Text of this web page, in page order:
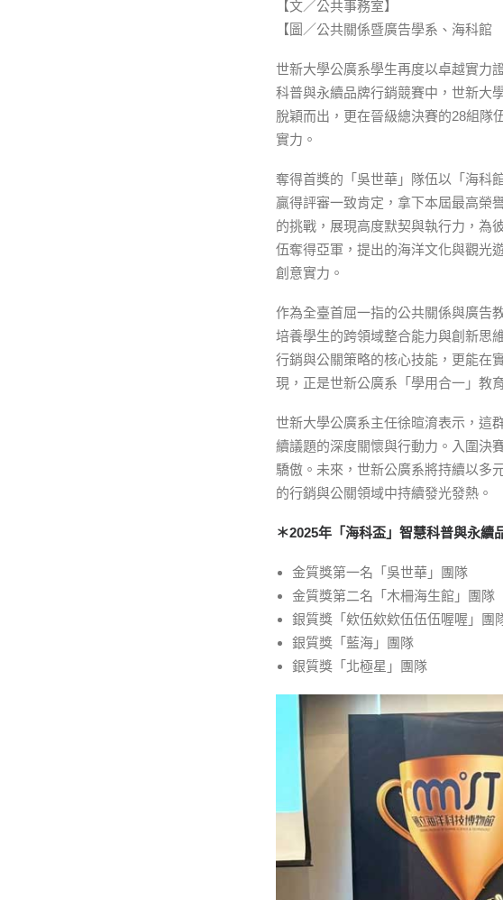
【文／公共事務室】
【圖／公共關係暨廣告學系、海科館
世新大學公廣系學生再度以卓越實力
科普與永續品牌行銷競賽中，世新大
脫穎而出，更在晉級總決賽的28組隊
實力。
奪得首獎的「吳世華」隊伍以「海科
贏得評審一致肯定，拿下本屆最高榮
的挑戰，展現高度默契與執行力，為
伍奪得亞軍，提出的海洋文化與觀光
創意實力。
作為全臺首屈一指的公共關係與廣告
培養學生的跨領域整合能力與創新思
行銷與公關策略的核心技能，更能在
現，正是世新公廣系「學用合一」教
世新大學公廣系主任徐暄淯表示，這
續議題的深度關懷與行動力。入圍決
驕傲。未來，世新公廣系將持續以多
的行銷與公關領域中持續發光發熱。
＊2025年「海科盃」智慧科普與永續
金質獎第一名「吳世華」團隊
金質獎第二名「木柵海生館」團隊
銀質獎「欸伍欸欸伍伍伍喔喔」團
銀質獎「藍海」團隊
銀質獎「北極星」團隊